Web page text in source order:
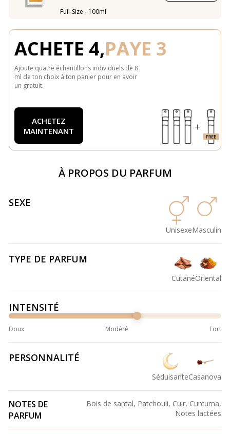
Full-Size - 100ml
ACHETE 4,PAYE 3
Ajoute quatre échantillons individuels de 8
ml de ton choix à ton panier pour en avoir
un gratuit.
ACHETEZ
MAINTENANT
À PROPOS DU PARFUM
SEXE
UnisexeMasculin
TYPE DE PARFUM
CutanéOriental
INTENSITÉ
Doux Modéré Fort
PERSONNALITÉ
SéduisanteCasanova
NOTES DE
PARFUM
Bois de santal, Patchouli, Cuir, Curcuma,
Notes lactées